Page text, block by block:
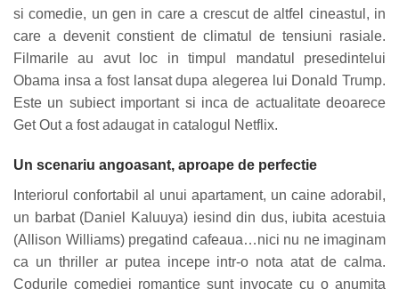
si comedie, un gen in care a crescut de altfel cineastul, in
care a devenit constient de climatul de tensiuni rasiale.
Filmarile au avut loc in timpul mandatul presedintelui
Obama insa a fost lansat dupa alegerea lui Donald Trump.
Este un subiect important si inca de actualitate deoarece
Get Out a fost adaugat in catalogul Netflix.
Un scenariu angoasant, aproape de perfectie
Interiorul confortabil al unui apartament, un caine adorabil,
un barbat (Daniel Kaluuya) iesind din dus, iubita acestuia
(Allison Williams) pregatind cafeaua…nici nu ne imaginam
ca un thriller ar putea incepe intr-o nota atat de calma.
Codurile comediei romantice sunt invocate cu o anumita